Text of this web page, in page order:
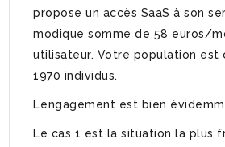
propose un accès SaaS à son
modique somme de 58 euros/
utilisateur. Votre population est
1970 individus.
L’engagement est bien
Le cas 1 est la situation la plus